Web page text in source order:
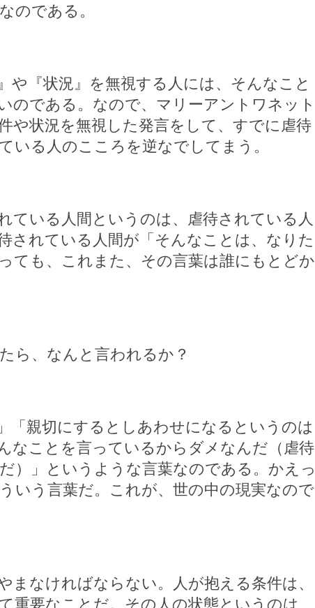
のである。
や『状況』を無視する人には、そんなこと
のである。なので、マリーアントワネット
や状況を無視した発言をして、すでに虐待
いる人のこころを逆なでしてまう。
ている人間というのは、虐待されている人
されている人間が「そんなことは、なりた
ても、これまた、その言葉は誰にもとどか
ら、なんと言われるか？
「親切にするとしあわせになるというのは
なことを言っているからダメなんだ（虐待
）」というような言葉なのである。かえっ
いう言葉だ。これが、世の中の現実なので
まなければならない。人が抱える条件は、
重要なことだ。その人の状態というのは、